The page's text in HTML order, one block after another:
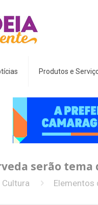
Produtos e
serão tema
Cultura Elementos